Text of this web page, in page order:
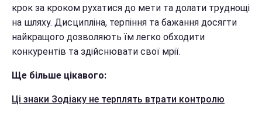
крок за кроком рухатися до мети та долати труднощі
на шляху. Дисципліна, терпіння та бажання досягти
найкращого дозволяють їм легко обходити
конкурентів та здійснювати свої мрії.
Ще більше цікавого:
Ці знаки Зодіаку не терплять втрати контролю